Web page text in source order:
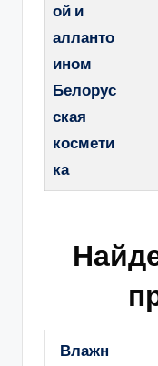
ой и
алланто
ином
Белорус
ская
космети
ка
Влажн